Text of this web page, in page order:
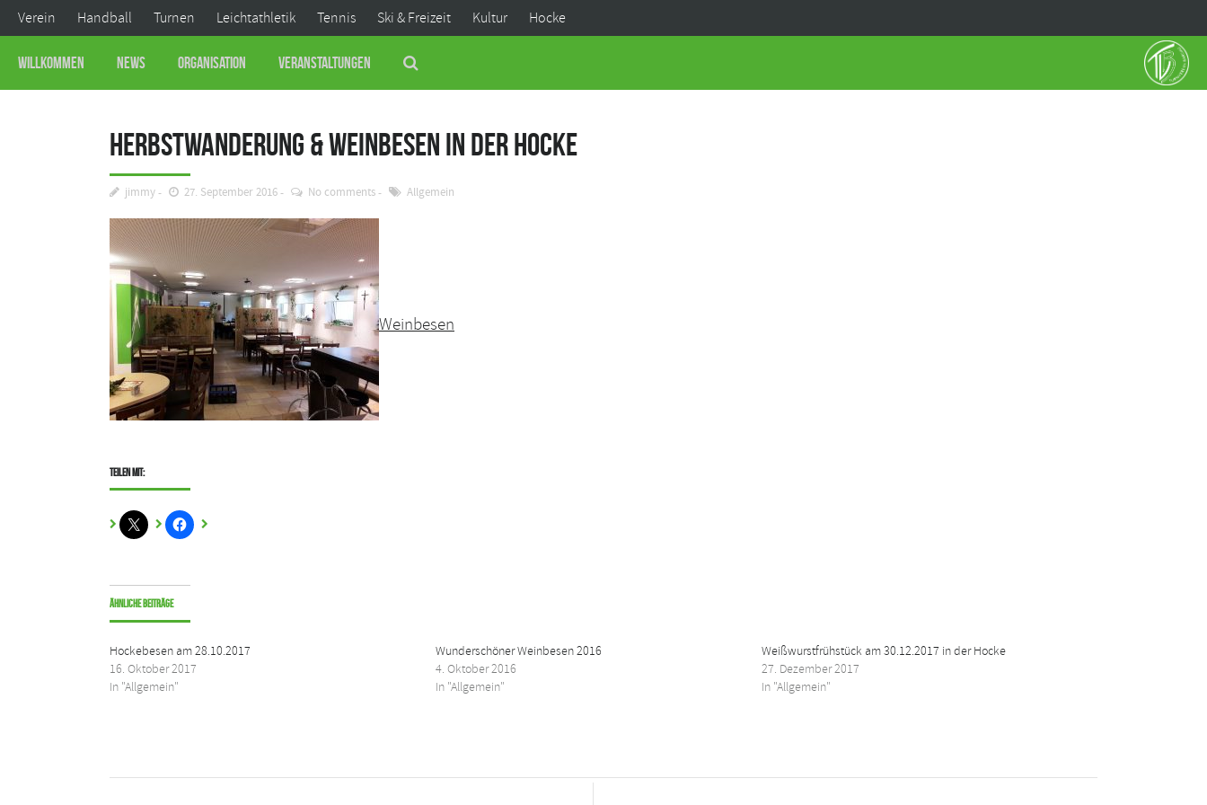
Verein Handball Turnen Leichtathletik Tennis Ski & Freizeit Kultur Hocke
Willkommen News Organisation Veranstaltungen
Herbstwanderung & Weinbesen in der Hocke
jimmy 27. September 2016 No comments Allgemein
Weinbesen
Teilen mit:
Ähnliche Beiträge
Hockebesen am 28.10.2017
16. Oktober 2017
In "Allgemein"
Wunderschöner Weinbesen 2016
4. Oktober 2016
In "Allgemein"
Weißwurstfrühstück am 30.12.2017 in der Hocke
27. Dezember 2017
In "Allgemein"